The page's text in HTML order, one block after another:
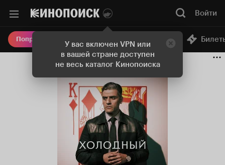
У вас включен VPN или
в вашей стране доступен
не весь каталог Кинопоиска
Войти
Попробовать Плюс Онлайн-кинотеатр